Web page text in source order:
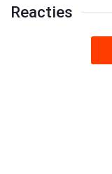
Reacties